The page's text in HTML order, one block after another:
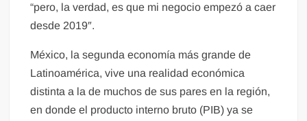
“pero, la verdad, es que mi negocio empezó a caer
desde 2019″.
México, la segunda economía más grande de
Latinoamérica, vive una realidad económica
distinta a la de muchos de sus pares en la región,
en donde el producto interno bruto (PIB) ya se